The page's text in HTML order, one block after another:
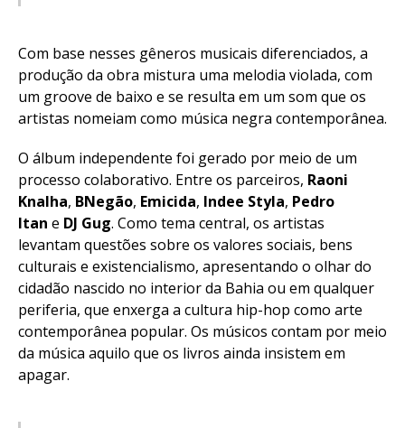
Com base nesses gêneros musicais diferenciados, a
produção da obra mistura uma melodia violada, com
um groove de baixo e se resulta em um som que os
artistas nomeiam como música negra contemporânea.
O álbum independente foi gerado por meio de um
processo colaborativo. Entre os parceiros, Raoni
Knalha, BNegão, Emicida, Indee Styla, Pedro
Itan e DJ Gug. Como tema central, os artistas
levantam questões sobre os valores sociais, bens
culturais e existencialismo, apresentando o olhar do
cidadão nascido no interior da Bahia ou em qualquer
periferia, que enxerga a cultura hip-hop como arte
contemporânea popular. Os músicos contam por meio
da música aquilo que os livros ainda insistem em
apagar.